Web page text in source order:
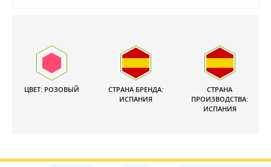
ЦВЕТ: РОЗОВЫЙ
СТРАНА БРЕНДА:
ИСПАНИЯ
СТРАНА
ПРОИЗВОДСТВА:
ИСПАНИЯ